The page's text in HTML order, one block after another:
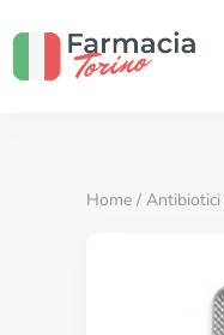
Home / Antibiotici